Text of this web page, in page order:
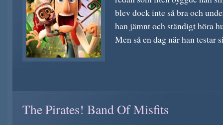
blev dock inte så bra och
han jämnt och ständigt höra
Men så en dag när han testar
The Pirates! Band Of Misfits